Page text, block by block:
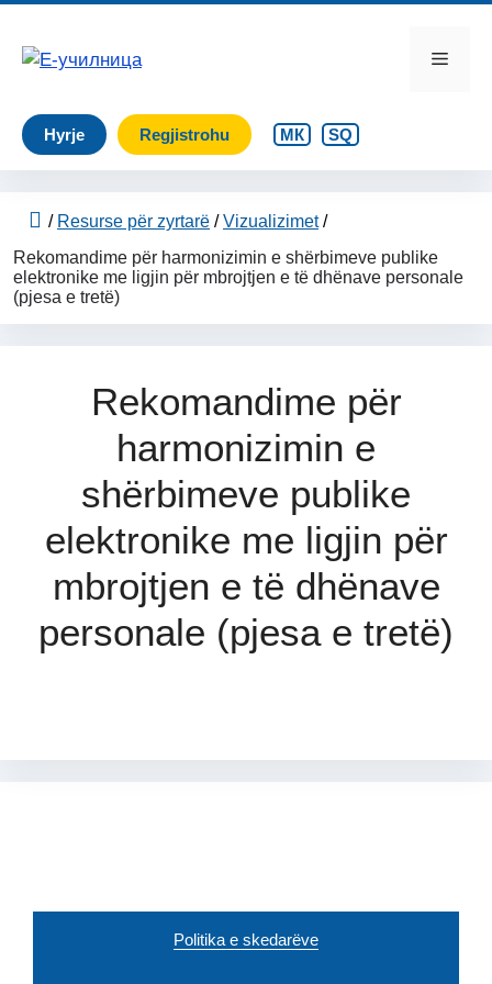
content
Menu
Hyrje Regjistrohu МК SQ
/ Resurse për zyrtarë / Vizualizimet /
Rekomandime për harmonizimin e shërbimeve publike
elektronike me ligjin për mbrojtjen e të dhënave personale
(pjesa e tretë)
Rekomandime për
harmonizimin e
shërbimeve publike
elektronike me ligjin për
mbrojtjen e të dhënave
personale (pjesa e tretë)
Politika e skedarëve